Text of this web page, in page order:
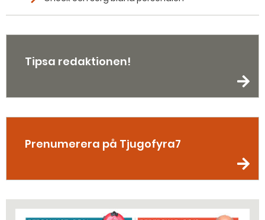
Tipsa redaktionen!
Prenumerera på Tjugofyra7